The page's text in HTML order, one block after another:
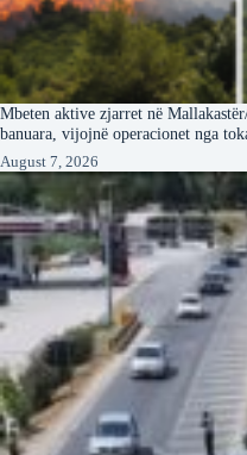
Mbeten aktive zjarret në
banuara, vijojnë operacionet nga
August 7, 2026